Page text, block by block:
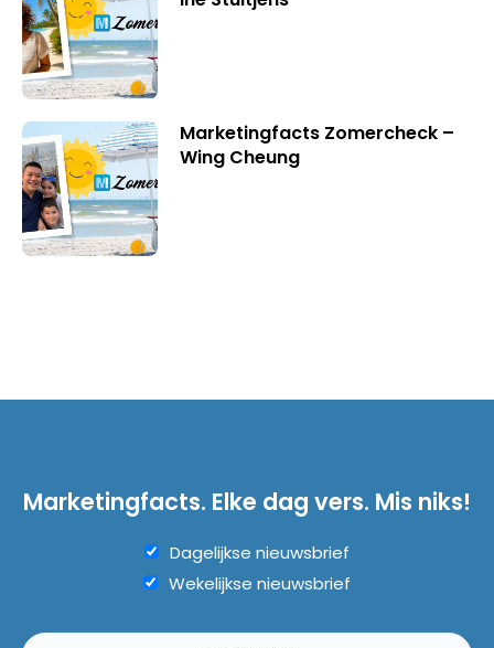
Marketingfacts Zomercheck –
Wing Cheung
Marketingfacts. Elke dag vers. Mis niks!
Dagelijkse nieuwsbrief
Wekelijkse nieuwsbrief